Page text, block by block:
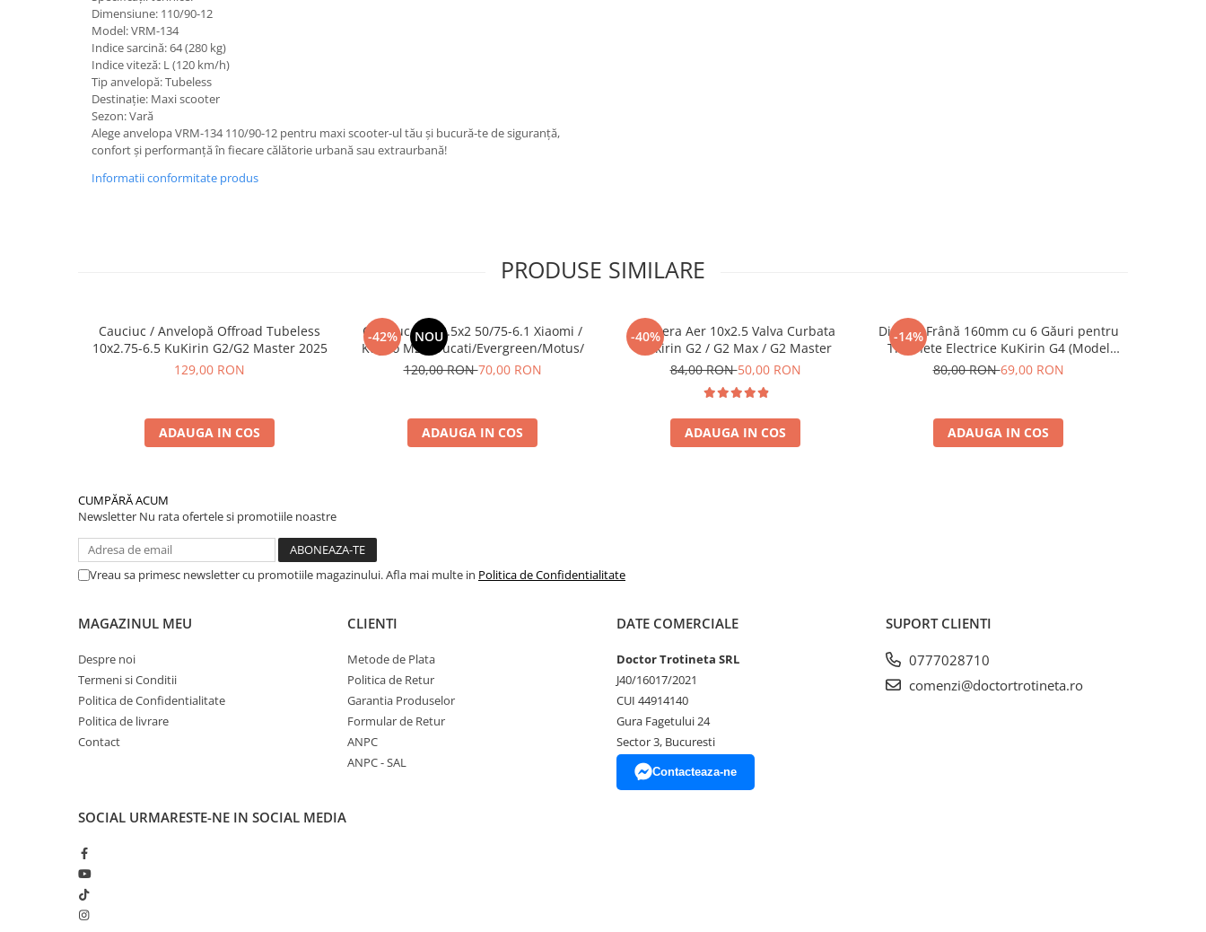
Anvelope ATV
Cauciucuri bicicleta
Anvelope și Camere Utilaje
https://www.doctortrotineta.ro/plata-
forceOriginalForEdit=1&preview=00681
Dimensiune: 110/90-12
Model: VRM-134
Indice sarcină: 64 (280 kg)
Indice viteză: L (120 km/h)
Tip anvelopă: Tubeless
Destinație: Maxi scooter
Sezon: Vară
Alege anvelopa VRM-134 110/90-12 pentru maxi scooter-ul tău și bucură-te de siguranță,
confort și performanță în fiecare călătorie urbană sau extraurbană!
Informatii conformitate produs
PRODUSE SIMILARE
Cauciuc / Anvelopă Offroad Tubeless
10x2.75-6.5 KuKirin G2/G2 Master 2025
129,00 RON
ADAUGA IN COS
-42% NOU
Cauciuc Plin 8.5x2 50/75-6.1 Xiaomi /
Kugoo M2 / Ducati/Evergreen/Motus/
120,00 RON70,00 RON
ADAUGA IN COS
-40%
Camera Aer 10x2.5 Valva Curbata
Kukirin G2 / G2 Max / G2 Master
84,00 RON50,00 RON
ADAUGA IN COS
-14%
Disc de Frână 160mm cu 6 Găuri pentru
Trotinete Electrice KuKirin G4 (Model
2025) și KuKirin G2 – Performanță
80,00 RON69,00 RON
ADAUGA IN COS
CUMPĂRĂ ACUM
Newsletter Nu rata ofertele si promotiile noastre
Vreau sa primesc newsletter cu promotiile magazinului. Afla mai multe in Politica de Confidentialitate
MAGAZINUL MEU
Despre noi
Termeni si Conditii
Politica de Confidentialitate
Politica de livrare
Contact
CLIENTI
Metode de Plata
Politica de Retur
Garantia Produselor
Formular de Retur
ANPC
ANPC - SAL
DATE COMERCIALE
Doctor Trotineta SRL
J40/16017/2021
CUI 44914140
Gura Fagetului 24
Sector 3, Bucuresti
Contacteaza-ne
SUPORT CLIENTI
0777028710
comenzi@doctortrotineta.ro
SOCIAL URMARESTE-NE IN SOCIAL MEDIA